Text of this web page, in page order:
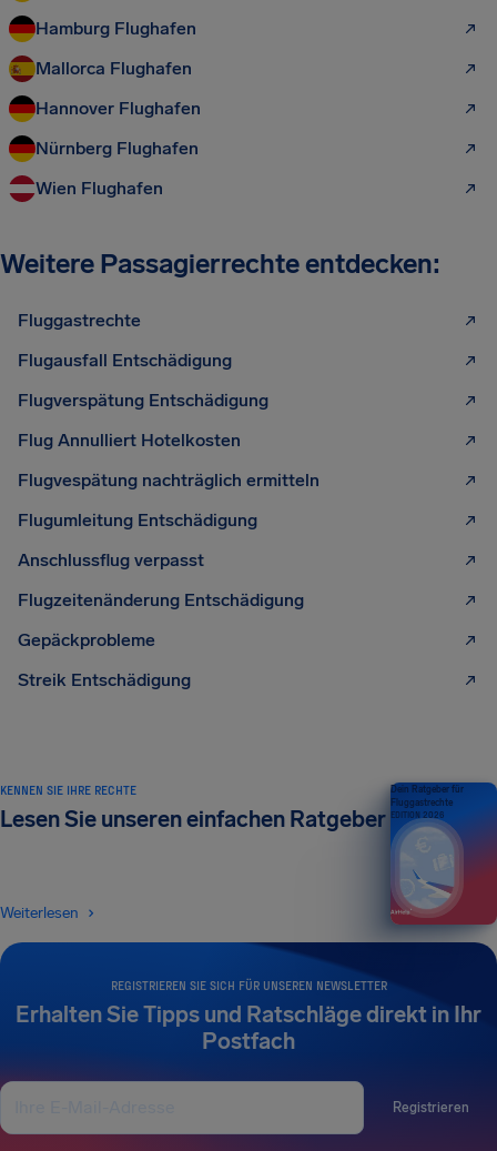
Hamburg Flughafen
Mallorca Flughafen
Hannover Flughafen
Nürnberg Flughafen
Wien Flughafen
Weitere Passagierrechte entdecken:
Fluggastrechte
Flugausfall Entschädigung
Flugverspätung Entschädigung
Flug Annulliert Hotelkosten
Flugvespätung nachträglich ermitteln
Flugumleitung Entschädigung
Anschlussflug verpasst
Flugzeitenänderung Entschädigung
Gepäckprobleme
Streik Entschädigung
REGISTRIEREN SIE SICH FÜR UNSEREN NEWSLETTER
Erhalten Sie Tipps und Ratschläge direkt in Ihr
Postfach
Registrieren
KENNEN SIE IHRE RECHTE
Lesen Sie unseren einfachen Ratgeber
Weiterlesen
Dein Ratgeber für
Fluggastrechte
EDITION 2026